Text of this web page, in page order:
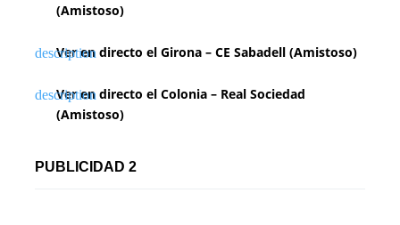
(Amistoso)
Ver en directo el Girona – CE Sabadell (Amistoso)
Ver en directo el Colonia – Real Sociedad
(Amistoso)
PUBLICIDAD 2